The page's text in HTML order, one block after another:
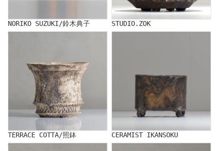
NORIKO SUZUKI/鈴木典子
STUDIO.ZOK
TERRACE COTTA/照鉢
TERRACE COTTA/照鉢
CERAMIST IKANSOKU
TOUBOU_KIBI/Toubou Kibi